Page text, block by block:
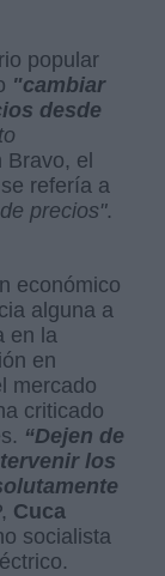
popular
"cambiar
desde
el
refería a
precios".
económico
alguna a
en la
en
mercado
criticado
“Dejen de
los
Cuca
socialista